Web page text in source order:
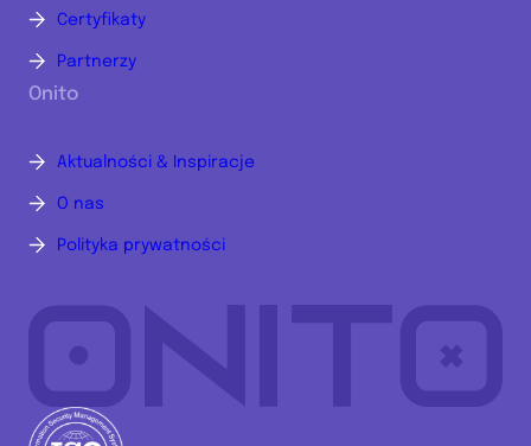
Certyfikaty
Partnerzy
Onito
Aktualności & Inspiracje
O nas
Polityka prywatności